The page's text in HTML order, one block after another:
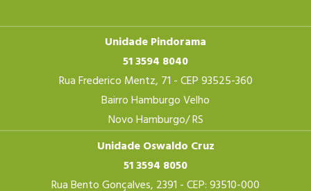
Unidade Pindorama
51 3594 8040
Rua Frederico Mentz, 71 - CEP 93525-360
Bairro Hamburgo Velho
Novo Hamburgo/ RS
Unidade Oswaldo Cruz
51 3594 8050
Rua Bento Gonçalves, 2391 - CEP: 93510-000